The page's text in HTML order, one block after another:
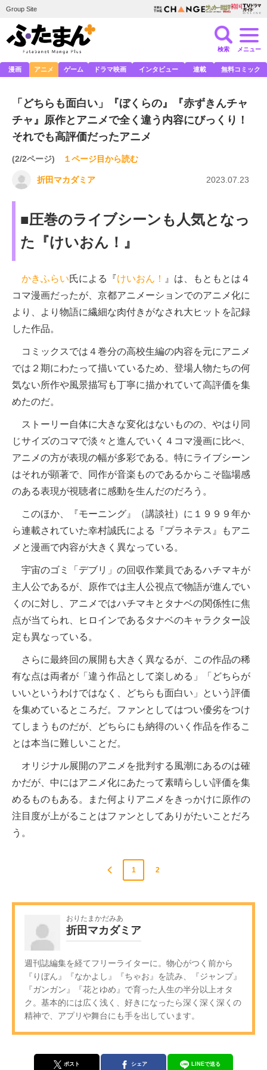
Group Site
検索 メニュー
漫画 アニメ ゲーム ドラマ映画 インタビュー 連載 無料コミック
「どちらも面白い」『ぼくらの』『赤ずきんチャ
チャ』原作とアニメで全く違う内容にびっくり！
それでも高評価だったアニメ
(2/2ページ) １ページ目から読む
折田マカダミア 2023.07.23
■圧巻のライブシーンも人気となっ
た『けいおん！』
かきふらい氏による『けいおん！
』は、もともとは４
コマ漫画だったが、京都アニメーションでのアニメ化に
より、より物語に繊細な肉付きがなされ大ヒットを記録
した作品。
コミックスでは４巻分の高校生編の内容を元にアニメ
では２期にわたって描いているため、登場人物たちの何
気ない所作や風景描写も丁寧に描かれていて高評価を集
めたのだ。
ストーリー自体に大きな変化はないものの、やはり同
じサイズのコマで淡々と進んでいく４コマ漫画に比べ、
アニメの方が表現の幅が多彩である。特にライブシーン
はそれが顕著で、同作が音楽ものであるからこそ臨場感
のある表現が視聴者に感動を生んだのだろう。
このほか、『モーニング』（講談社）に１９９９年か
ら連載されていた幸村誠氏による『プラネテス』もアニ
メと漫画で内容が大きく異なっている。
宇宙のゴミ「デブリ」の回収作業員であるハチマキが
主人公であるが、原作では主人公視点で物語が進んでい
くのに対し、アニメではハチマキとタナベの関係性に焦
点が当てられ、ヒロインであるタナベのキャラクター設
定も異なっている。
さらに最終回の展開も大きく異なるが、この作品の稀
有な点は両者が「違う作品として楽しめる」「どちらが
いいというわけではなく、どちらも面白い」という評価
を集めているところだ。ファンとしてはつい優劣をつけ
てしまうものだが、どちらにも納得のいく作品を作るこ
とは本当に難しいことだ。
オリジナル展開のアニメを批判する風潮にあるのは確
かだが、中にはアニメ化にあたって素晴らしい評価を集
めるものもある。また何よりアニメをきっかけに原作の
注目度が上がることはファンとしてありがたいことだろ
う。
1 2
おりたまかだみあ
折田マカダミア
週刊誌編集を経てフリーライターに。物心がつく前から
『りぼん』『なかよし』『ちゃお』を読み、『ジャンプ』
『ガンガン』『花とゆめ』で育った人生の半分以上オタ
ク。基本的には広く浅く、好きになったら深く深く深くの
精神で、アプリや舞台にも手を出しています。
ポスト シェア LINEで送る